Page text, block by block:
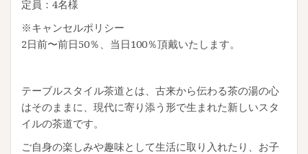
定員：4名様
※キャンセルポリシー
2日前〜前日50％、当日100％頂戴いたします。
テーブルスタイル茶道とは、古来から伝わる茶の湯の心
はそのままに、現代に寄り添う形で生まれた新しいスタ
イルの茶道です。
ご自身の楽しみや趣味として生活に取り入れたり、お子